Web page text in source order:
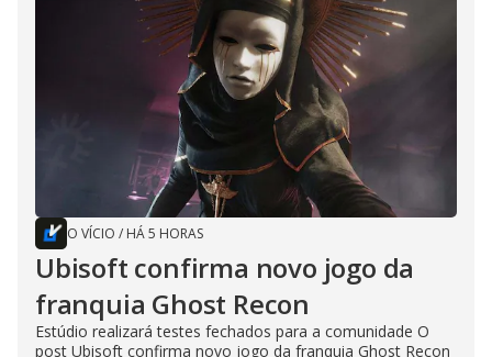
O VÍCIO / HÁ 5 HORAS
Ubisoft confirma novo jogo da
franquia Ghost Recon
Estúdio realizará testes fechados para a comunidade O
post Ubisoft confirma novo jogo da franquia Ghost Recon